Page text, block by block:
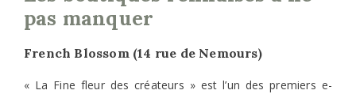
pas manquer
French Blossom (14 rue de Nemours)
« La Fine fleur des créateurs » est l’un des premiers e-